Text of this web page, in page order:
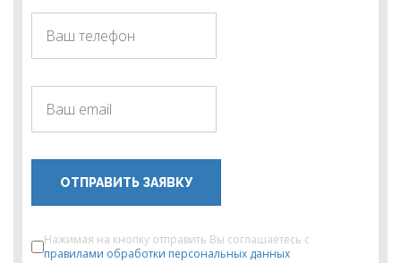
ОТПРАВИТЬ ЗАЯВКУ
Нажимая на кнопку отправить Вы соглашаетесь с
правилами обработки персональных данных